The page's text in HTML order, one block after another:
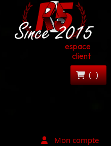
espace
client
()
Mon compte